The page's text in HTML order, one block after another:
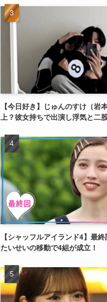
【今日好き】じゅんのすけ（岩
上？彼女持ちで出演し浮気と二
【シャッフルアイランド4】最
たいせいの移動で4組が成立！